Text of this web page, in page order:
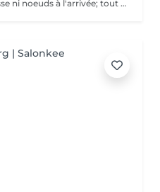
IMPORTANT: cheveux sans tresse ni noeuds à l'arrivée; tout noeuds ou tressage entraîne l'annulation et 50% de la prestation est retenu. Veuillez noter que si un enfant arrive au salon avec des poux, nous ne pourrons pas procéder à la coupe de cheveux pour des raisons de santé et de sécurité. Dans ce cas, le rendez-vous sera tout de même facturé en raison de l'horaire réservé, afin de compenser la perte de chiffre d'affaires. Nous comprenons que cela peut être une situation difficile, et nous vous encourageons à vérifier les cheveux de votre enfant avant le rendez-vous. Merci de votre compréhension !